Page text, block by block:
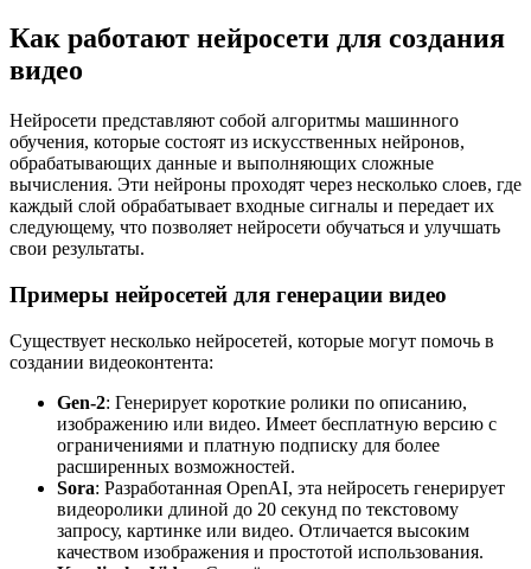
Как работают нейросети для создания
видео
Нейросети представляют собой алгоритмы машинного
обучения, которые состоят из искусственных нейронов,
обрабатывающих данные и выполняющих сложные
вычисления. Эти нейроны проходят через несколько слоев, где
каждый слой обрабатывает входные сигналы и передает их
следующему, что позволяет нейросети обучаться и улучшать
свои результаты.
Примеры нейросетей для генерации видео
Существует несколько нейросетей, которые могут помочь в
создании видеоконтента:
Gen-2: Генерирует короткие ролики по описанию,
изображению или видео. Имеет бесплатную версию с
ограничениями и платную подписку для более
расширенных возможностей.
Sora: Разработанная OpenAI, эта нейросеть генерирует
видеоролики длиной до 20 секунд по текстовому
запросу, картинке или видео. Отличается высоким
качеством изображения и простотой использования.